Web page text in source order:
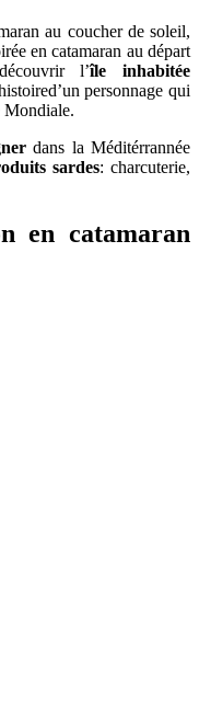
au coucher de soleil,
en catamaran au départ
l’île inhabitée
personnage qui
Mondiale.
dans la Méditérrannée
sardes: charcuterie,
en catamaran